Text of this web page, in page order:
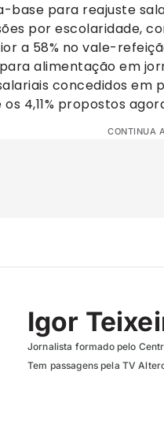
base para reajuste
por escolaridade,
a 58% no vale-
alimentação em
concedidos em
4,11% propostos
CONTINUA
Igor
Jornalista formado pelo
Tem passagens pela TV